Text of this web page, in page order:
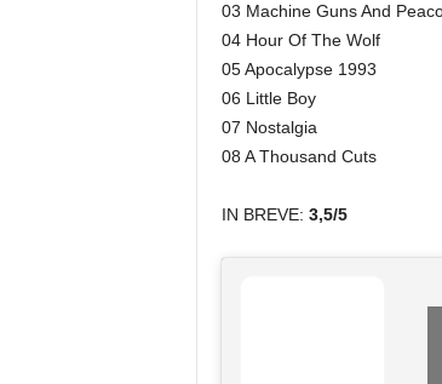
03 Machine Guns And
04 Hour Of The Wolf
05 Apocalypse 1993
06 Little Boy
07 Nostalgia
08 A Thousand Cuts
IN BREVE: 3,5/5